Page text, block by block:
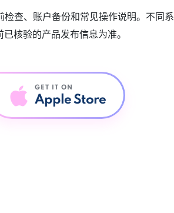
查、账户备份和常见操作说明。不同系
核验的产品发布信息为准。
GET IT ON
Apple Store